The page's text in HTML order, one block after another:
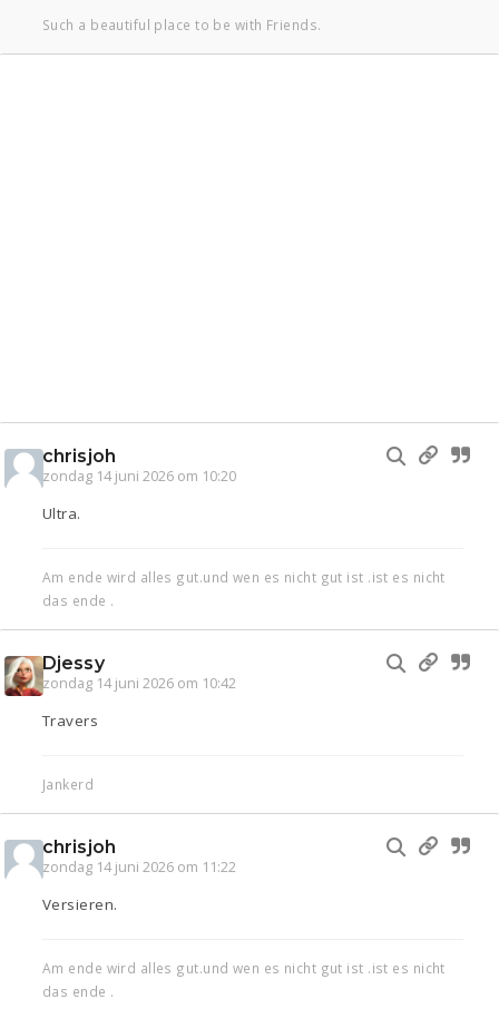
Such a beautiful place to be with Friends.
chrisjoh
zondag 14 juni 2026 om 10:20
Ultra.
Am ende wird alles gut.und wen es nicht gut ist .ist es nicht
das ende .
Djessy
zondag 14 juni 2026 om 10:42
Travers
Jankerd
chrisjoh
zondag 14 juni 2026 om 11:22
Versieren.
Am ende wird alles gut.und wen es nicht gut ist .ist es nicht
das ende .